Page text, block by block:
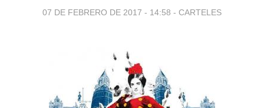
07 DE FEBRERO DE 2017 - 14:58 - CARTELES